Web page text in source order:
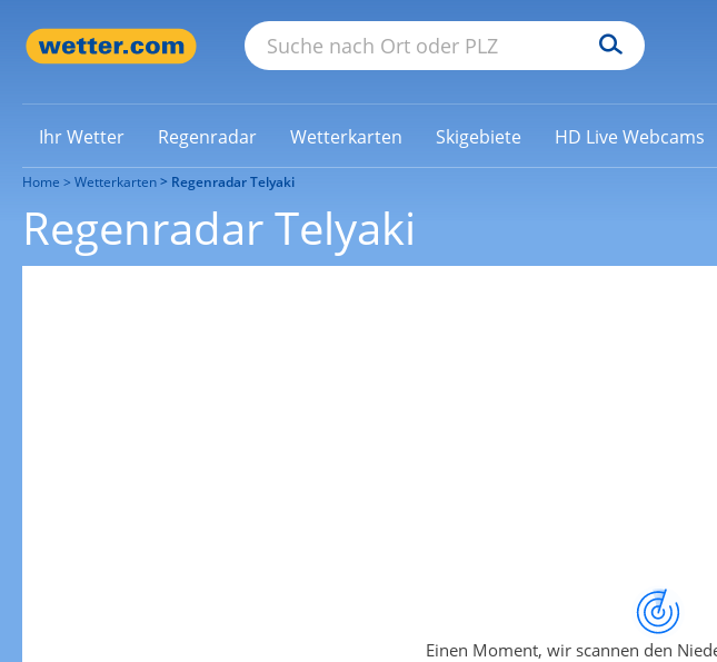
Ihr Wetter Regenradar Wetterkarten Skigebiete HD Live Webcams
Home Wetterkarten Regenradar Telyaki
Regenradar Telyaki
Einen Moment, wir scannen den